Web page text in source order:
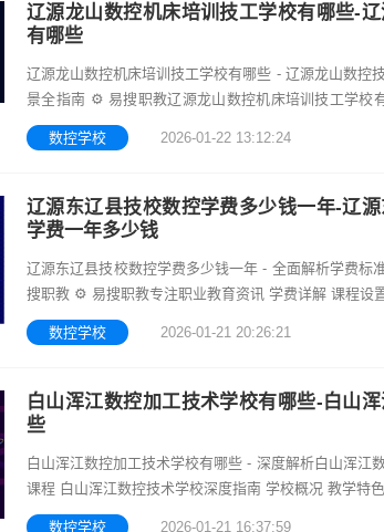
辽源龙山数控机床培训技工学校有哪些-
有哪些
辽源龙山数控机床培训技工学校有哪些 - 辽源龙山数控
景全指南 ⚙️ 易搜职教辽源龙山数控机床培训技工学校
背景
数控学校
2026-01-22 13:12:24
辽源东辽县技校数控学费多少钱一年-辽
学费一年多少钱
辽源东辽县技校数控学费多少钱一年 - 全面解析学费标
搜职教 ⚙️ 易搜职教专注职业教育资讯 学费详解 课程设
数控学校 2026-01-21 20:26:21
白山浑江数控加工技术学校有哪些-白山
些
白山浑江数控加工技术学校有哪些 - 深度解析白山浑江
课程 白山浑江数控技术学校深度指南 学校概况 教学特
数控学校 2026-01-21 16:37:59